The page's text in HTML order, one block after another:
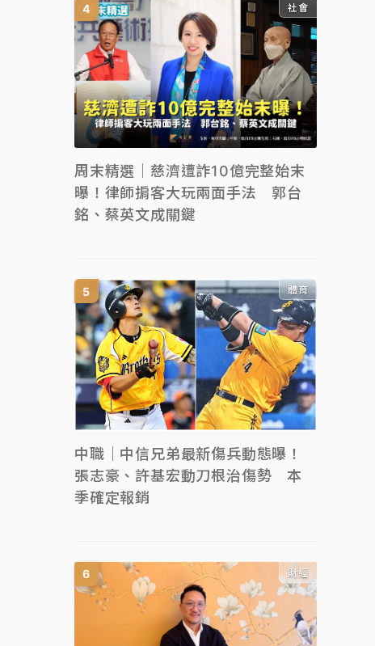
社會
周末精選｜慈濟遭詐10億完整始末
曝！律師掮客大玩兩面手法 郭台
銘、蔡英文成關鍵
體育
中職｜中信兄弟最新傷兵動態曝！
張志豪、許基宏動刀根治傷勢 本
季確定報銷
財經